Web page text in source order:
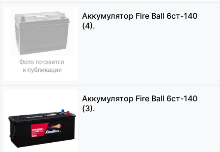
Аккумулятор Fire Ball 6ст-140
(4).
Аккумулятор Fire Ball 6ст-140
(3).